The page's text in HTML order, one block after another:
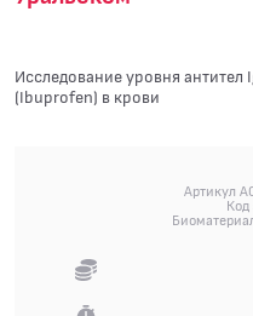
Исследование уровня антител
(Ibuprofen) в крови
Артикул